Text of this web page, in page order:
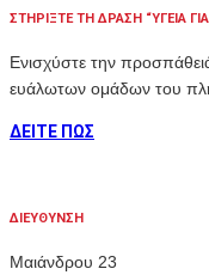
ΣΤΗΡΙΞΤΕ ΤΗ ΔΡΑΣΗ “ΥΓΕΙΑ
Ενισχύστε την
ευάλωτων ομάδων του
ΔΕΙΤΕ ΠΩΣ
ΔΙΕΥΘΥΝΣΗ
Μαιάνδρου 23